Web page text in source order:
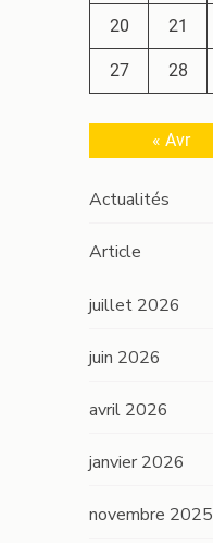
20 21
27 28
« Avr
Actualités
Article
juillet 2026
juin 2026
avril 2026
janvier 2026
novembre 2025